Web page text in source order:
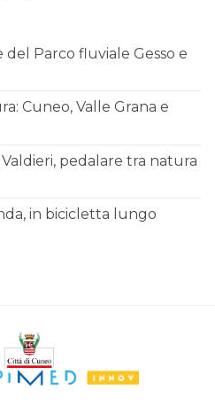
Parco fluviale Gesso e
Cuneo, Valle Grana e
pedalare tra natura
in bicicletta lungo